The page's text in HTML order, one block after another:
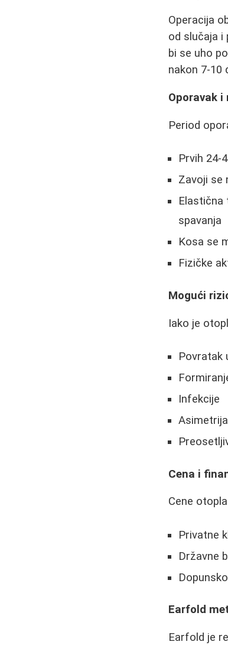
Operacija
od slučaja i
bi se uho
nakon 7-10
Oporavak i
Period
Prvih 24-
Zavoji se
Elastična
spavanja
Kosa se
Fizičke
Mogući
Iako je
Povratak
Infekcije
Asimetrija
Cena i
Cene
Privatne
Državne
Earfold
Earfold je